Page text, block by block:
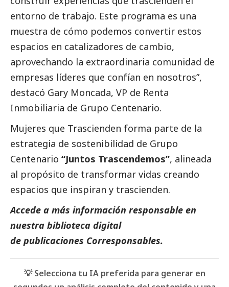
entorno de trabajo. Este programa es una
muestra de cómo podemos convertir estos
espacios en catalizadores de cambio,
aprovechando la extraordinaria comunidad de
empresas líderes que confían en nosotros”,
destacó Gary Moncada, VP de Renta
Inmobiliaria de Grupo Centenario.
Mujeres que Trascienden forma parte de la
estrategia de sostenibilidad de Grupo
Centenario “Juntos Trascendemos”, alineada
al propósito de transformar vidas creando
espacios que inspiran y trascienden.
Accede a más información responsable en
nuestra biblioteca digital
de publicaciones Corresponsables.
💡 Selecciona tu IA preferida para generar en